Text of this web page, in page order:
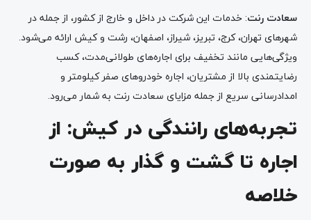
سعادت رنت: خدمات این شرکت در داخل و خارج از کشور، از جمله در
شهرهای تهران، کرج، تبریز، شیراز، اصفهان، رشت و کیش ارائه می‌شود.
ویژگی‌هایی مانند تخفیف برای اجاره‌های طولانی‌مدت، کسب
رضایتمندی بالا از مشتریان، اجاره خودروهای صفر کیلومتر و
امدادرسانی سریع از جمله مزایای سعادت رنت به شمار می‌رود.
تجربه‌های رانندگی در کیش: از
اجاره تا گشت و گذار به صورت
خلاصه